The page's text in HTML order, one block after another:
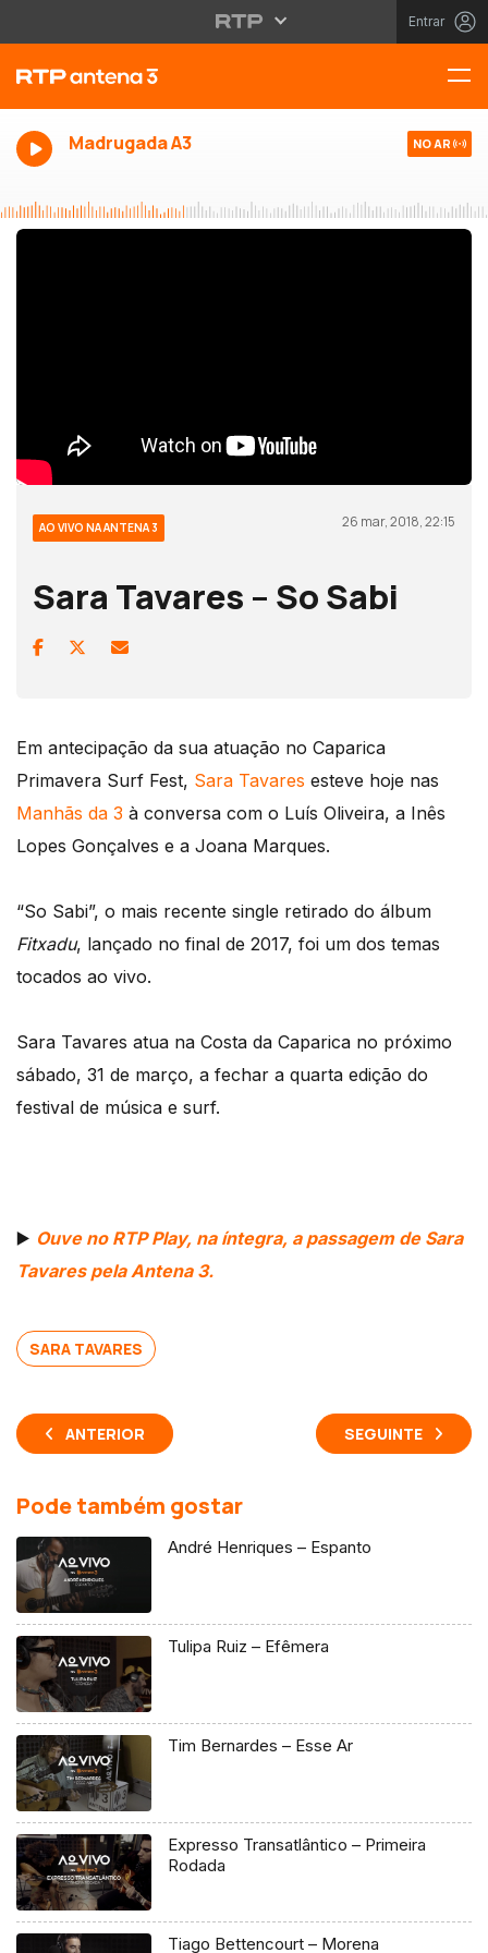
Entrar
Madrugada A3 NO AR
AO VIVO NA ANTENA 3 26 mar, 2018, 22:15
Sara Tavares – So Sabi
Em antecipação da sua atuação no Caparica
Primavera Surf Fest, Sara Tavares esteve hoje nas
Manhãs da 3 à conversa com o Luís Oliveira, a Inês
Lopes Gonçalves e a Joana Marques.
“So Sabi”, o mais recente single retirado do álbum
Fitxadu, lançado no final de 2017, foi um dos temas
tocados ao vivo.
Sara Tavares atua na Costa da Caparica no próximo
sábado, 31 de março, a fechar a quarta edição do
festival de música e surf.
▶️ Ouve no RTP Play, na íntegra, a passagem de Sara
Tavares pela Antena 3.
SARA TAVARES
ANTERIOR SEGUINTE
Pode também gostar
André Henriques – Espanto
Tulipa Ruiz – Efêmera
Tim Bernardes – Esse Ar
Expresso Transatlântico – Primeira
Rodada
Tiago Bettencourt – Morena